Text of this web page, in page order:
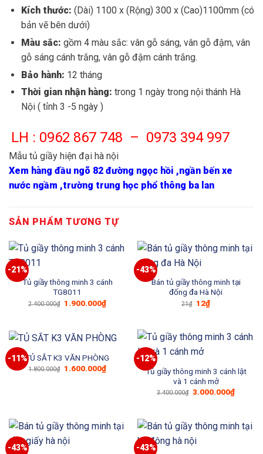
Kích thước: (Dài) 1100 x (Rộng) 300 x (Cao)1100mm (có
bản vẽ bên dưới)
Màu sắc: gồm 4 màu sắc: vân gỗ sáng, vân gỗ đậm, vân
gỗ sáng cánh trắng, vân gỗ đậm cánh trắng.
Bảo hành: 12 tháng
Thời gian nhận hàng: trong 1 ngày trong nội thánh Hà
Nội ( tỉnh 3 -5 ngày )
LH : 0962 867 748 – 0973 394 997
Mẫu tủ giầy hiện đại hà nội
Xem hàng đầu ngõ 82 đường ngọc hồi ,ngần bến xe
nước ngầm ,trường trung học phổ thông ba lan
SẢN PHẨM TƯƠNG TỰ
-21%
Tủ giầy thông minh 3 cánh
TG8011
2.400.000₫ Giá
1.900.000₫Giá
hiện
1.900.000₫.
-43%
Bán tủ giầy thông minh tại
đống đa Hà Nội
21₫ Giá
gốc
12₫Giá
hiện
12₫.
-11%TỦ SẮT K3 VĂN PHÒNG
1.800.000₫ Giá
1.600.000₫Giá
hiện
-12%
Tủ giầy thông minh 3 cánh lật
và 1 cánh mở
3.400.000₫ Giá
3.000.000₫Giá
hiện
-43% -43%